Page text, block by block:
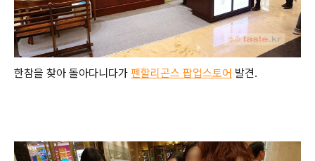
한참을 찾아 돌아다니다가 펜할리곤스 팝업스토어 발견.